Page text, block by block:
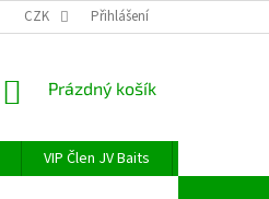
CZK Přihlášení
NÁKUPNÍ
Prázdný košík
VIP Člen JV Baits